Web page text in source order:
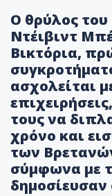
Ο θρύλος
Ντέιβιντ
Βικτόρια,
ασχολείται
τους να
χρόνο και
των
σύμφωνα με
δημοσίευσαν